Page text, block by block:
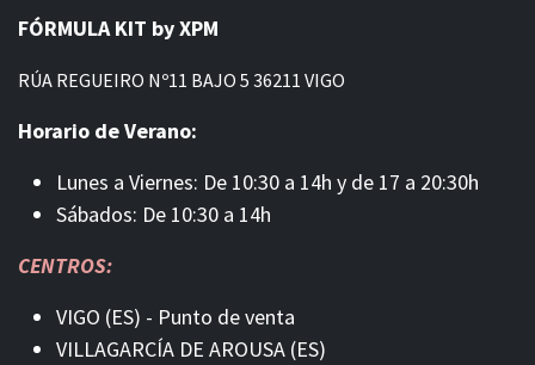
FÓRMULA KIT by XPM
RÚA REGUEIRO Nº11 BAJO 5 36211 VIGO
Horario de Verano:
Lunes a Viernes: De 10:30 a 14h y de 17 a 20:30h
Sábados: De 10:30 a 14h
CENTROS:
VIGO (ES) - Punto de venta
VILLAGARCÍA DE AROUSA (ES)